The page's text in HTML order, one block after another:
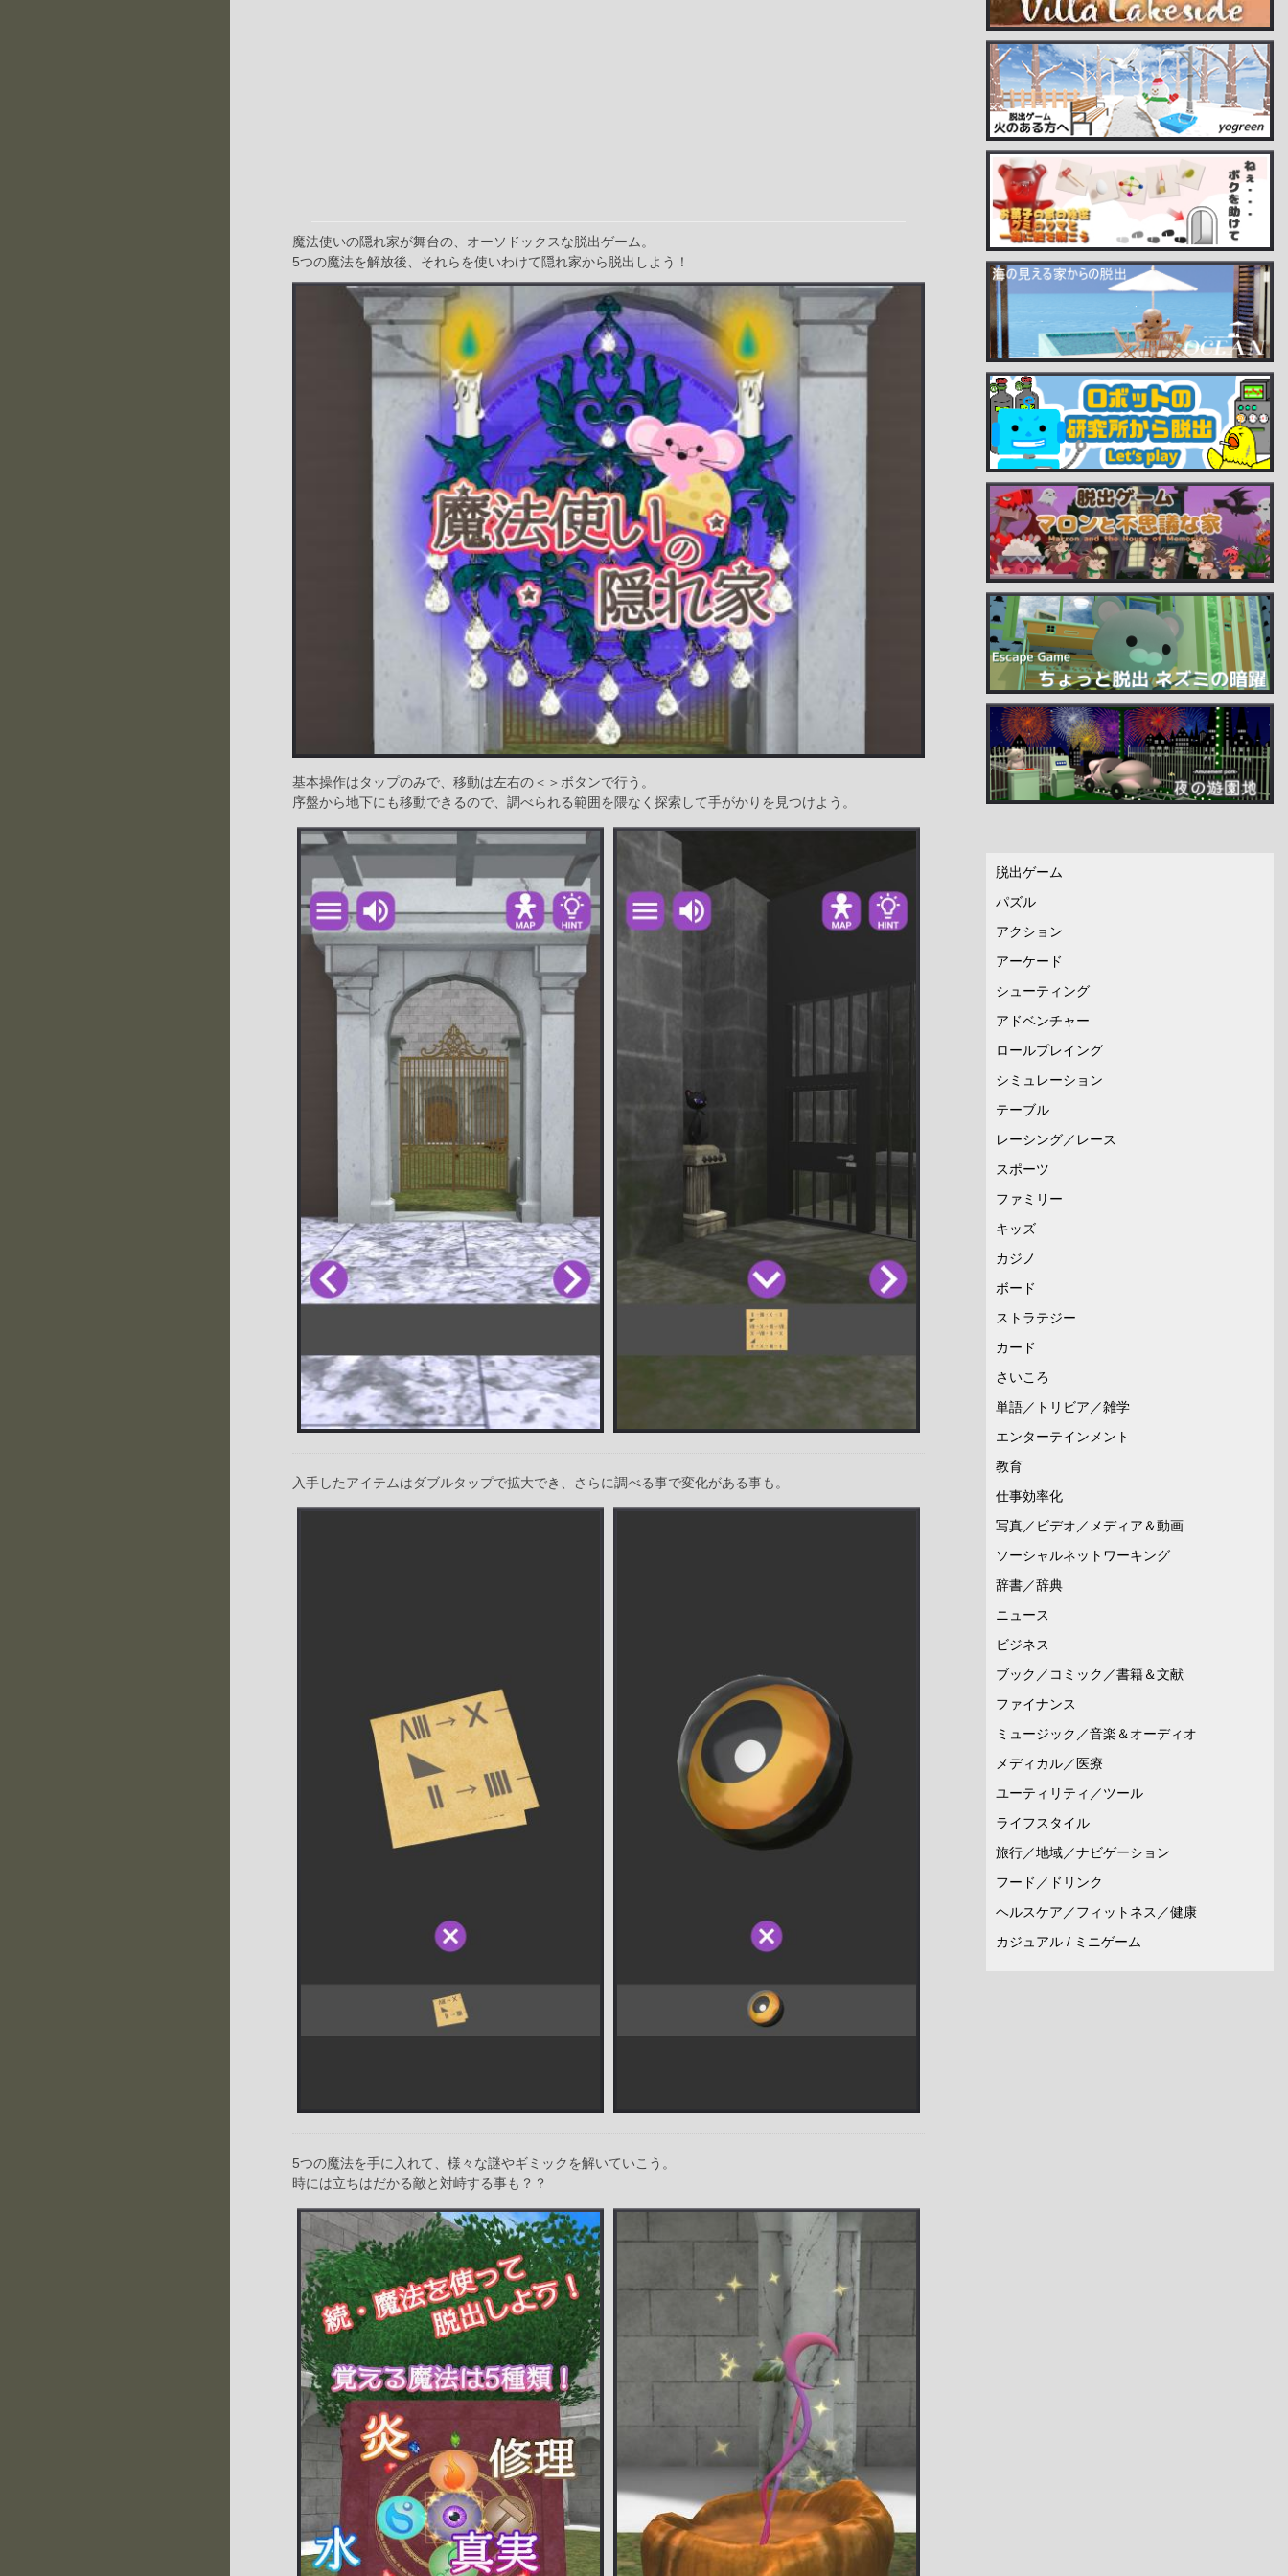
魔法使いの隠れ家が舞台の、オーソドックスな脱出ゲーム。
5つの魔法を解放後、それらを使いわけて隠れ家から脱出しよう！
基本操作はタップのみで、移動は左右の＜＞ボタンで行う。
序盤から地下にも移動できるので、調べられる範囲を隈なく探索して手がかりを見つけよう。
入手したアイテムはダブルタップで拡大でき、さらに調べる事で変化がある事も。
5つの魔法を手に入れて、様々な謎やギミックを解いていこう。
時には立ちはだかる敵と対峙する事も？？
脱出ゲーム
パズル
アクション
アーケード
シューティング
アドベンチャー
ロールプレイング
シミュレーション
テーブル
レーシング／レース
スポーツ
ファミリー
キッズ
カジノ
ボード
ストラテジー
カード
さいころ
単語／トリビア／雑学
エンターテインメント
教育
仕事効率化
写真／ビデオ／メディア＆動画
ソーシャルネットワーキング
辞書／辞典
ニュース
ビジネス
ブック／コミック／書籍＆文献
ファイナンス
ミュージック／音楽＆オーディオ
メディカル／医療
ユーティリティ／ツール
ライフスタイル
旅行／地域／ナビゲーション
フード／ドリンク
ヘルスケア／フィットネス／健康
カジュアル / ミニゲーム